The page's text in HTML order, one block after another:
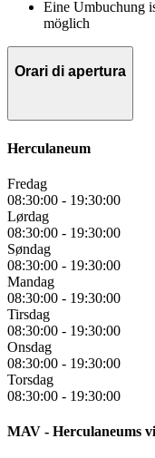
Eine Umbuchung
möglich
Orari di apertura
Herculaneum
Fredag
08:30:00 - 19:30:00
Lørdag
08:30:00 - 19:30:00
Søndag
08:30:00 - 19:30:00
Mandag
08:30:00 - 19:30:00
Tirsdag
08:30:00 - 19:30:00
Onsdag
08:30:00 - 19:30:00
Torsdag
08:30:00 - 19:30:00
MAV - Herculaneums